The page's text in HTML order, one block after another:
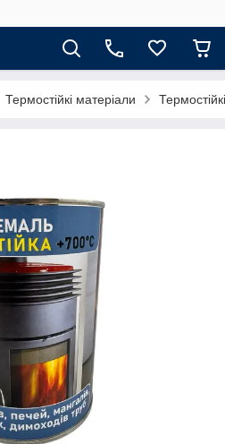
Термостійкі матеріали